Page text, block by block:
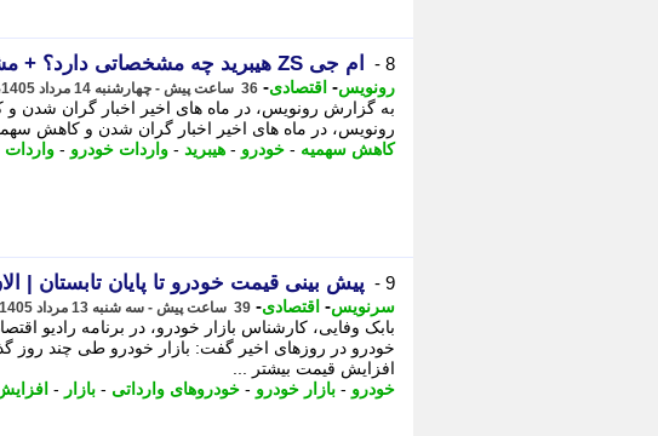
8 - ام جی ZS هیبرید چه مشخصاتی دارد؟ + مشخصات فنی و قیمت احتمالی در ایران
رونویس- اقتصادی- 36 ساعت پیش - چهارشنبه 14 مرداد 1405، 02:38
به گزارش رونویس، در ماه های اخیر اخبار گران شدن
رونویس، در ماه های اخیر اخبار گران شدن و کاهش
کاهش سهمیه - خودرو - هیبرید - واردات خودرو - واردات
9 - پیش بینی قیمت خودرو تا پایان تابستان |
سرنویس- اقتصادی- 39 ساعت پیش - سه شنبه 13 مرداد 1405، 23:28
بابک وفایی، کارشناس بازار خودرو، در برنامه رادیو
خودرو در روزهای اخیر گفت: بازار خودرو طی چند روز
افزایش قیمت بیشتر ...
خودرو - بازار خودرو - خودروهای وارداتی - بازار -